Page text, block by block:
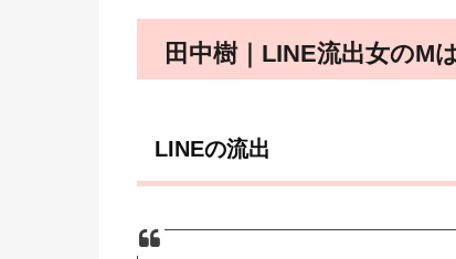
田中樹｜LINE流出女のM
LINEの流出